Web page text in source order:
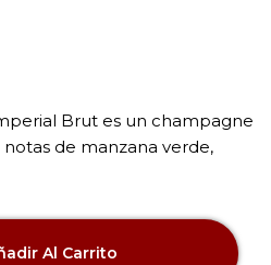
Brut es un champagne
de manzana verde,
Al Carrito